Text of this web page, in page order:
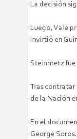
La decisión
Luego, Vale
invirtió en
Steinmetz fue
Tras contratar
de la Nación
En el
George Soros.